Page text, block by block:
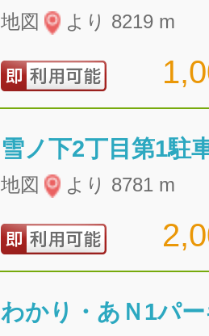
地図 より 8219 m
雪ノ下2丁目第1駐
地図 より 8781 m
わかり・あＮ1パ